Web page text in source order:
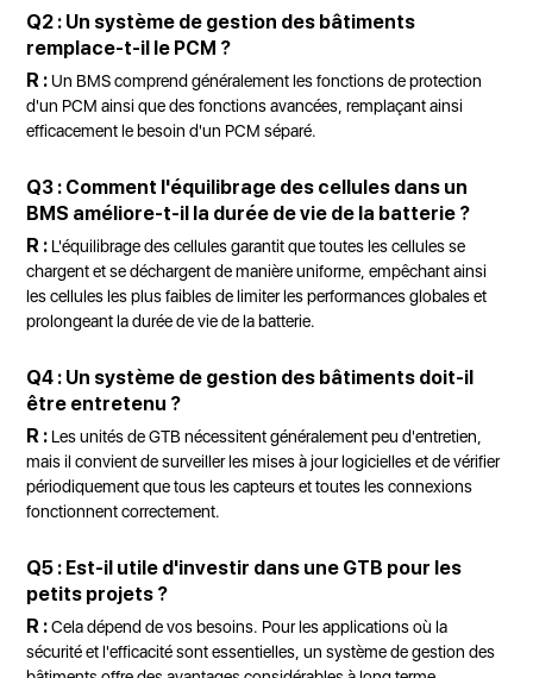
Q2 : Un système de gestion des bâtiments
remplace-t-il le PCM ?
R : Un BMS comprend généralement les fonctions de protection
d'un PCM ainsi que des fonctions avancées, remplaçant ainsi
efficacement le besoin d'un PCM séparé.
Q3 : Comment l'équilibrage des cellules dans un
BMS améliore-t-il la durée de vie de la batterie ?
R : L'équilibrage des cellules garantit que toutes les cellules se
chargent et se déchargent de manière uniforme, empêchant ainsi
les cellules les plus faibles de limiter les performances globales et
prolongeant la durée de vie de la batterie.
Q4 : Un système de gestion des bâtiments doit-il
être entretenu ?
R : Les unités de GTB nécessitent généralement peu d'entretien,
mais il convient de surveiller les mises à jour logicielles et de vérifier
périodiquement que tous les capteurs et toutes les connexions
fonctionnent correctement.
Q5 : Est-il utile d'investir dans une GTB pour les
petits projets ?
R :Cela dépend de vos besoins. Pour les applications où la
sécurité et l'efficacité sont essentielles, un système de gestion des